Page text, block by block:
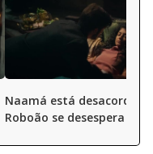
Naamá está
Roboão se desespera |